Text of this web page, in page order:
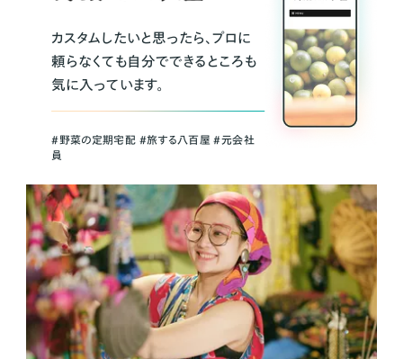
カスタムしたいと思ったら、プロに
頼らなくても自分でできるところも
気に入っています。
＃野菜の定期宅配 ＃旅する八百屋 ＃元会社
員